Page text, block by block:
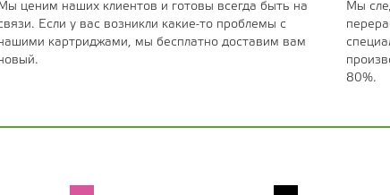
Мы ценим наших клиентов и готовы всегда быть на
Если у вас возникли какие-то проблемы с
картриджами, мы бесплатно доставим вам
Мы
80%.